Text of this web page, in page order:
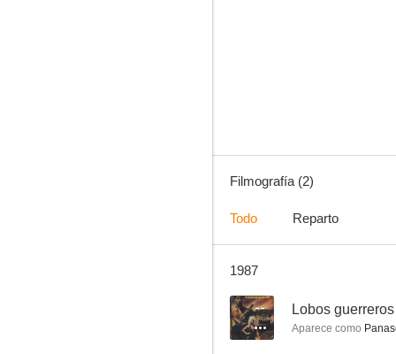
Filmografía (2)
Todo Reparto
1987
-- Lobos guerreros
Aparece como